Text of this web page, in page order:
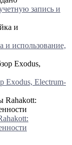
запись и
и использование,
Exodus, Electrum-